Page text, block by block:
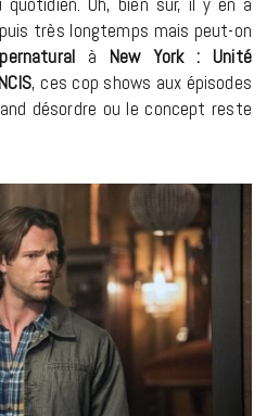
très longtemps mais peut-on
à New York : Unité
NCIS, ces cop shows aux épisodes
désordre ou le concept reste